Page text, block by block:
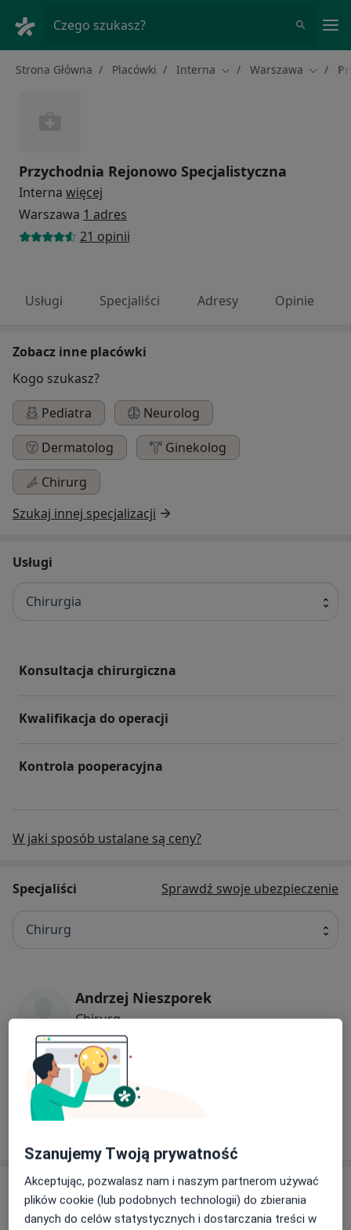
Czego szukasz?
Strona Główna Placówki Interna Zmień miasto
Warszawa Zmień
Przychodnia Rejonowo Specjalistyczna
Interna więcej
Warszawa 1 adres
21 opinii
Usługi Specjaliści Adresy Opinie
Zobacz inne placówki
Kogo szukasz?
Pediatra
Neurolog
Dermatolog
Ginekolog
Chirurg
Szukaj innej specjalizacji
Usługi
Chirurgia
Konsultacja chirurgiczna
Kwalifikacja do operacji
Kontrola pooperacyjna
W jaki sposób ustalane są ceny?
Specjaliści Sprawdź swoje ubezpieczenie
Chirurg
Andrzej Nieszporek
Chirurg
dr n. med. Piotr Kowalewski
Chirurg
Adres
Szanujemy Twoją prywatność
Akceptując, pozwalasz nam i naszym partnerom używać
plików cookie (lub podobnych technologii) do zbierania
danych do celów statystycznych i dostarczania treści w